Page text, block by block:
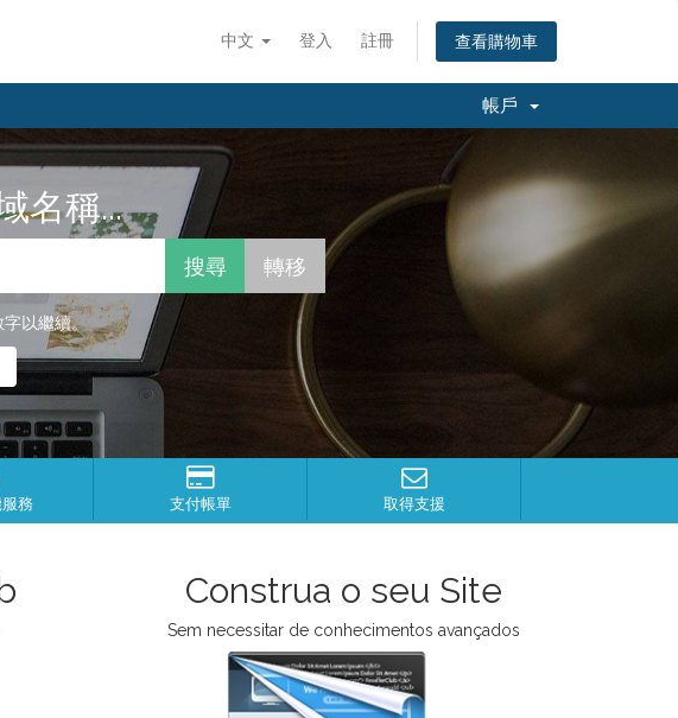
中文 登入 註冊 查看購物車
帳戶
名稱...
以繼續。
務 支付帳單 取得支援
Construa o seu Site
Sem necessitar de conhecimentos avançados